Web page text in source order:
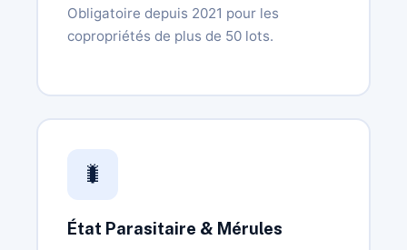
Obligatoire depuis 2021 pour les
copropriétés de plus de 50 lots.
🐛
État Parasitaire & Mérules